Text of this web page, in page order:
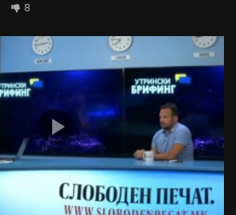
8